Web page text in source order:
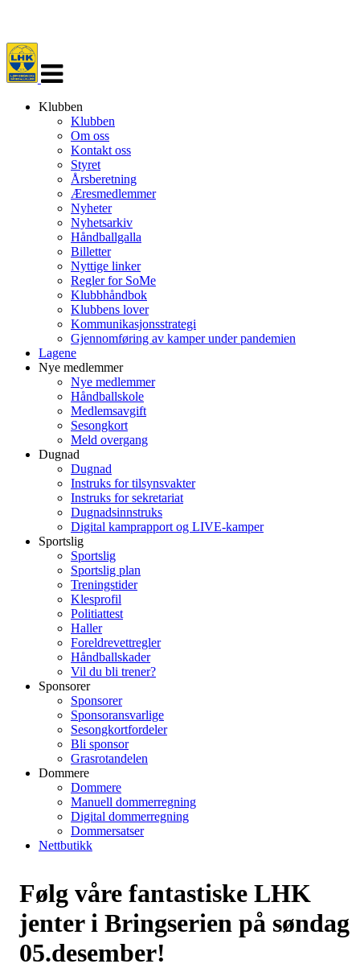
navigasjon
Klubben
Klubben
Om oss
Kontakt oss
Styret
Årsberetning
Æresmedlemmer
Nyheter
Nyhetsarkiv
Håndballgalla
Billetter
Nyttige linker
Regler for SoMe
Klubbhåndbok
Klubbens lover
Kommunikasjonsstrategi
Gjennomføring av kamper under pandemien
Lagene
Nye medlemmer
Nye medlemmer
Håndballskole
Medlemsavgift
Sesongkort
Meld overgang
Dugnad
Dugnad
Instruks for tilsynsvakter
Instruks for sekretariat
Dugnadsinnstruks
Digital kamprapport og LIVE-kamper
Sportslig
Sportslig
Sportslig plan
Treningstider
Klesprofil
Politiattest
Haller
Foreldrevettregler
Håndballskader
Vil du bli trener?
Sponsorer
Sponsorer
Sponsoransvarlige
Sesongkortfordeler
Bli sponsor
Grasrotandelen
Dommere
Dommere
Manuell dommerregning
Digital dommerregning
Dommersatser
Nettbutikk
Følg våre fantastiske LHK
jenter i Bringserien på søndag
05.desember!